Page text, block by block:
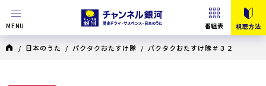
MENU 番組表 視聴方法
/ 日本のうた / パクタクおたすけ隊 / パクタクおたすけ隊＃３２